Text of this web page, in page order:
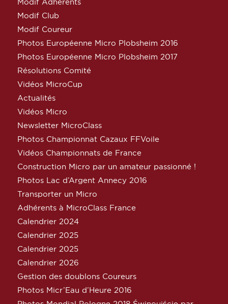
Modif Adhérents
Modif Club
Modif Coureur
Photos Européenne Micro Plobsheim 2016
Photos Européenne Micro Plobsheim 2017
Résolutions Comité
Vidéos MicroCup
Actualités
Vidéos Micro
Newsletter MicroClass
Photos Championnat Cazaux FFVoile
Vidéos Championnats de France
Construction Micro par un amateur passionné !
Photos Lac d’Argent Annecy 2016
Transporter un Micro
Adhérents à MicroClass France
Calendrier 2024
Calendrier 2025
Calendrier 2025
Calendrier 2026
Gestion des doublons Coureurs
Photos Micr’Eau d’Heure 2016